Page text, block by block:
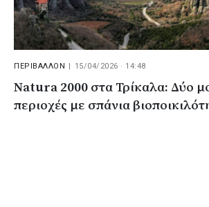
ΠΕΡΙΒΑΛΛΟΝ 15/04/2026 · 14:48
Natura 2000 στα Τρίκαλα: Δύο
περιοχές με σπάνια